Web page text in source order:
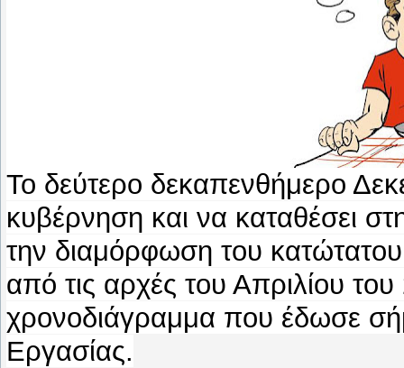
Το δεύτερο δεκαπενθήμερο
κυβέρνηση και να καταθέσει
την διαμόρφωση του
από τις αρχές του Απριλίου
χρονοδιάγραμμα που έδωσε
Εργασίας.